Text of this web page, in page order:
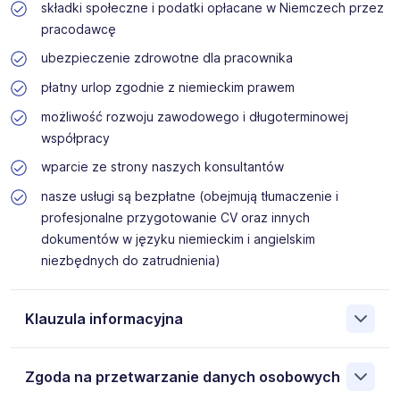
składki społeczne i podatki opłacane w Niemczech przez
pracodawcę
ubezpieczenie zdrowotne dla pracownika
płatny urlop zgodnie z niemieckim prawem
możliwość rozwoju zawodowego i długoterminowej
współpracy
wparcie ze strony naszych konsultantów
nasze usługi są bezpłatne (obejmują tłumaczenie i
profesjonalne przygotowanie CV oraz innych
dokumentów w języku niemieckim i angielskim
niezbędnych do zatrudnienia)
Klauzula informacyjna
2016/679 (dalej: „Rozporządzenie”), wyrażam zgodę na
Zgoda na przetwarzanie danych osobowych